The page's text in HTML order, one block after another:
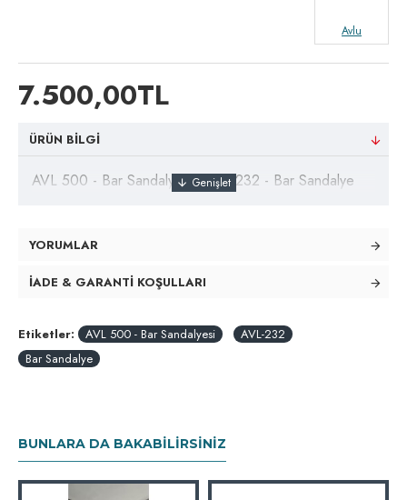
7.500,00TL
Avlu
ÜRÜN BILGI
AVL 500 - Bar Sandalyesi - AVL-232 - Bar Sandalye
YORUMLAR
İADE & GARANTI KOŞULLARI
Etiketler: AVL 500 - Bar Sandalyesi
AVL-232
Bar Sandalye
BUNLARA DA BAKABILIRSINIZ